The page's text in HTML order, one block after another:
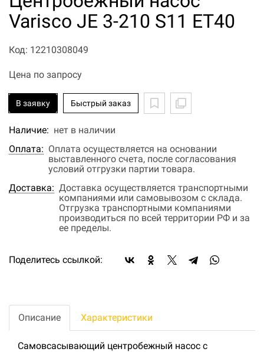
Varisco JE 3-210 S11 ET40
Код: 12210308049
Цена по запросу
В заявку Быстрый заказ
Наличие: нет в наличии
Оплата: Оплата осуществляется на основании
выставленного счета, после согласования
условий отгрузки партии товара.
Доставка: Доставка осуществляется транспортными
компаниями или самовывозом с склада.
Отгрузка транспортными компаниями
производиться по всей территории РФ и за
ее пределы.
Поделитесь ссылкой:
Описание Характеристики
Самовсасывающий центробежный насос с